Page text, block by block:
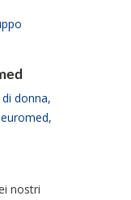
donna,
,
nostri